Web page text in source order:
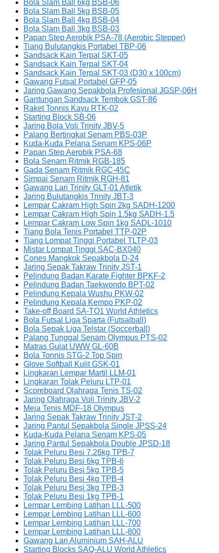
Bola Slam Ball 6kg BSB-06
Bola Slam Ball 5kg BSB-05
Bola Slam Ball 4kg BSB-04
Bola Slam Ball 3kg BSB-03
Papan Step Aerobik PSA-78 (Aerobic Stepper)
Tiang Bulutangkis Portabel TBP-06
Sandsack Kain Terpal SKT-05
Sandsack Kain Terpal SKT-04
Sandsack Kain Terpal SKT-03 (D30 x 100cm)
Gawang Futsal Portabel GFP-05
Jaring Gawang Sepakbola Profesional JGSP-06H
Gantungan Sandsack Tembok GST-86
Raket Tonnis Kayu RTK-02
Starting Block SB-06
Jaring Bola Voli Trinity JBV-5
Palang Bertingkat Senam PBS-03P
Kuda-Kuda Pelana Senam KPS-06P
Papan Step Aerobik PSA-68
Bola Senam Ritmik RGB-185
Gada Senam Ritmik RGC-45C
Simpai Senam Ritmik RGH-81
Gawang Lari Trinity GLT-01 Atletik
Jaring Bulutangkis Trinity JBT-3
Lempar Cakram High Spin 2kg SADH-1200
Lempar Cakram High Spin 1.5kg SADH-1.5
Lempar Cakram Low Spin 1kg SADL-1010
Tiang Bola Tenis Portabel TTP-02P
Tiang Lompat Tinggi Portabel TLTP-03
Mistar Lompat Tinggi SAC-BX040
Cones Mangkok Sepakbola D-24
Jaring Sepak Takraw Trinity JST-1
Pelindung Badan Karate Fighter BPKF-2
Pelindung Badan Taekwondo BPT-02
Pelindung Kepala Wushu PKW-02
Pelindung Kepala Kempo PKP-02
Take-off Board SA-TO1 World Athletics
Bola Futsal Liga Sparta (Futsalball)
Bola Sepak Liga Telstar (Soccerball)
Palang Tunggal Senam Olympus PTS-02
Matras Gulat UWW GL-60B
Bola Tonnis STG-2 Top Spin
Glove Softball Kulit GSK-01
Lingkaran Lempar Martil LLM-01
Lingkaran Tolak Peluru LTP-01
Scoreboard Olahraga Tenis TS-02
Jaring Olahraga Voli Trinity JBV-2
Meja Tenis MDF-18 Olympus
Jaring Sepak Takraw Trinity JST-2
Jaring Pantul Sepakbola Single JPSS-24
Kuda-Kuda Pelana Senam KPS-05
Jaring Pantul Sepakbola Double JPSD-18
Tolak Peluru Besi 7.26kg TPB-7
Tolak Peluru Besi 6kg TPB-6
Tolak Peluru Besi 5kg TPB-5
Tolak Peluru Besi 4kg TPB-4
Tolak Peluru Besi 3kg TPB-3
Tolak Peluru Besi 1kg TPB-1
Lempar Lembing Latihan LLL-500
Lempar Lembing Latihan LLL-600
Lempar Lembing Latihan LLL-700
Lempar Lembing Latihan LLL-800
Gawang Lari Aluminium SAH-ALU
Starting Blocks SAQ-ALU World Athletics